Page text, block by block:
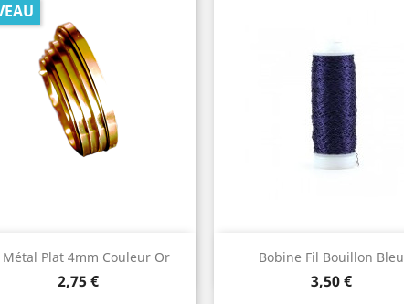
Métal Plat 4mm Couleur Or
Prix
2,75 €
 Aperçu rapide Bobine Fil Bouillon Bleu
Prix
3,50 €
Aperçu rapide